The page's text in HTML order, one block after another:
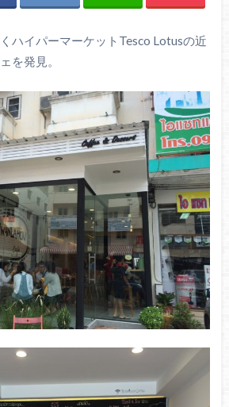
ハイパーマーケットTesco Lotusの近
を発見。